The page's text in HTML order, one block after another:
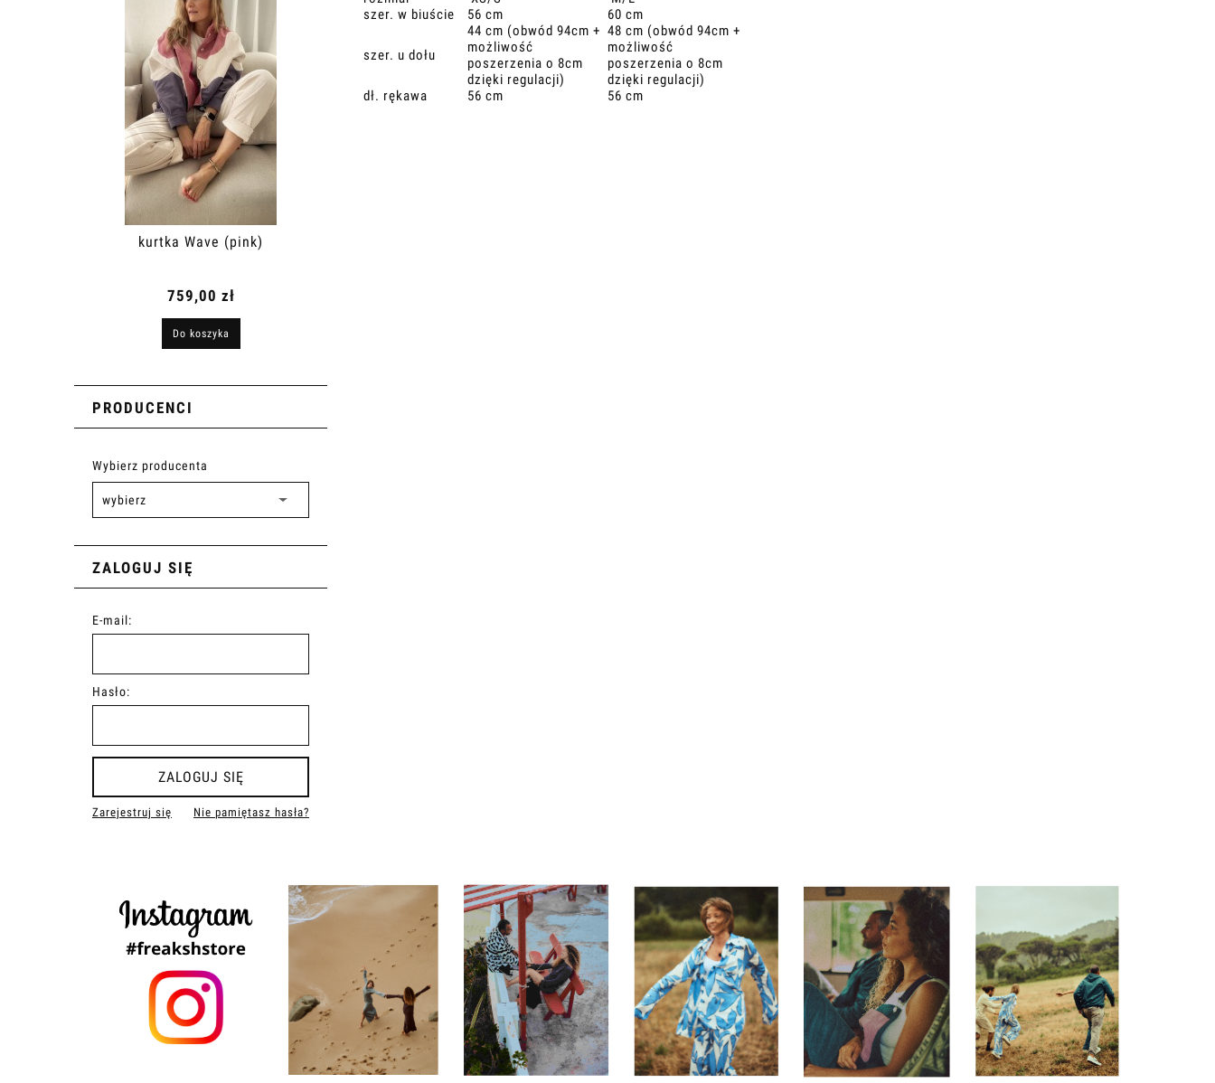
kurtka Wave (pink)
759,00 zł
Do koszyka
PRODUCENCI
Wybierz producenta
ZALOGUJ SIĘ
E-mail:
Hasło:
ZALOGUJ SIĘ
Nie pamiętasz hasła?
Zarejestruj się
szer. w biuście
56 cm 60 cm
szer. u dołu
44 cm (obwód 94cm +
możliwość
poszerzenia o 8cm
dzięki regulacji)
48 cm (obwód 94cm +
możliwość
poszerzenia o 8cm
dzięki regulacji)
dł. rękawa
56 cm 56 cm